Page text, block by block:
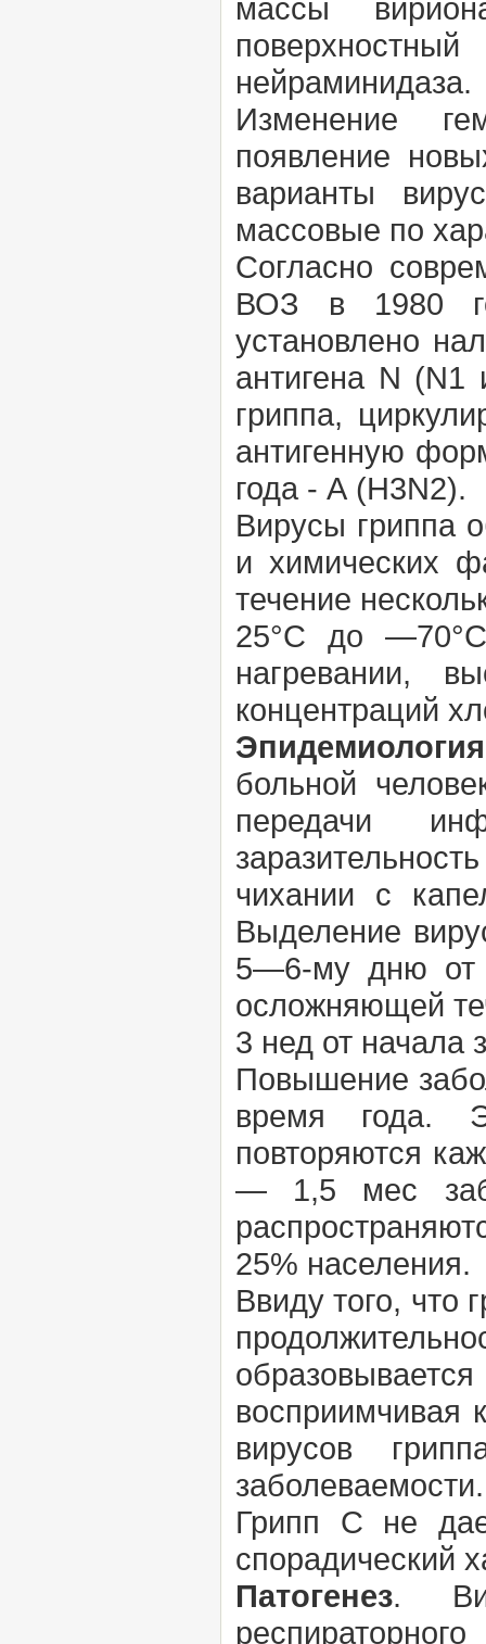
массы
нейраминидаза.
Изменение
появление
варианты
массовые по
Согласно
ВОЗ в 1980
установлено
антигена N (N1
гриппа,
антигенную
года - А (H3N2).
Вирусы гриппа
и химических
течение
25°С до
нагревании,
концентраций
Эпидемиология
больной
передачи
чихании с
Выделение
5—6-му дню от
осложняющей
3 нед от начала
Повышение
время года.
повторяются
— 1,5 мес
25% населения.
Ввиду того, что
вирусов
заболеваемости.
Грипп С не
спорадический
Патогенез.